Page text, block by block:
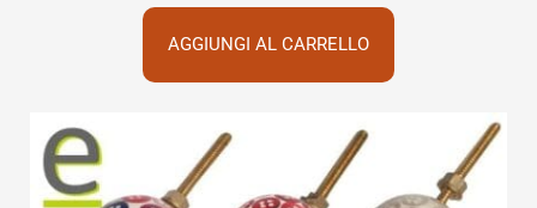
AGGIUNGI AL CARRELLO